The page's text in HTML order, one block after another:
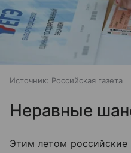
Источник: Российская газета
Неравные
Этим летом российские